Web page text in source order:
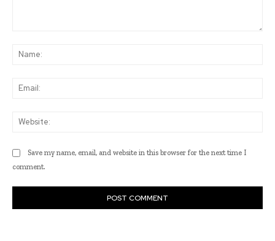
Save my name, email, and website in this browser for the next time I
comment.